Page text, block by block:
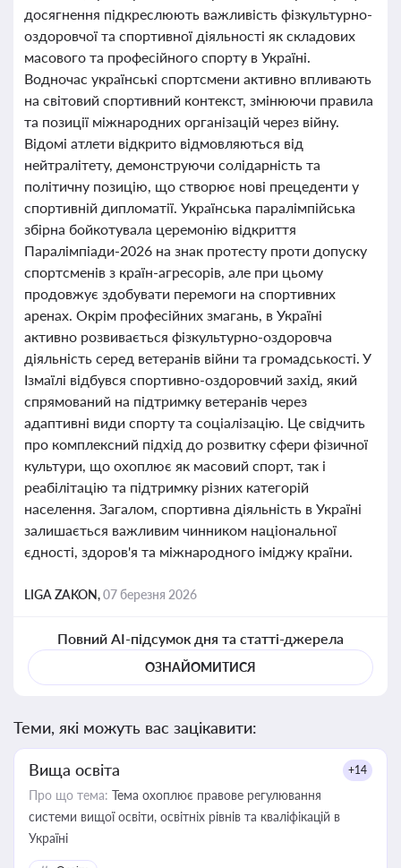
досягнення підкреслюють важливість фізкультурно-
оздоровчої та спортивної діяльності як складових
масового та професійного спорту в Україні.
Водночас українські спортсмени активно впливають
на світовий спортивний контекст, змінюючи правила
та позиції міжнародних організацій через війну.
Відомі атлети відкрито відмовляються від
нейтралітету, демонструючи солідарність та
політичну позицію, що створює нові прецеденти у
спортивній дипломатії. Українська паралімпійська
збірна бойкотувала церемонію відкриття
Паралімпіади-2026 на знак протесту проти допуску
спортсменів з країн-агресорів, але при цьому
продовжує здобувати перемоги на спортивних
аренах. Окрім професійних змагань, в Україні
активно розвивається фізкультурно-оздоровча
діяльність серед ветеранів війни та громадськості. У
Ізмаїлі відбувся спортивно-оздоровчий захід, який
спрямований на підтримку ветеранів через
адаптивні види спорту та соціалізацію. Це свідчить
про комплексний підхід до розвитку сфери фізичної
культури, що охоплює як масовий спорт, так і
реабілітацію та підтримку різних категорій
населення. Загалом, спортивна діяльність в Україні
залишається важливим чинником національної
єдності, здоров'я та міжнародного іміджу країни.
LIGA ZAKON,07 березня 2026
Повний AI-підсумок дня та статті-джерела
ОЗНАЙОМИТИСЯ
Теми, які можуть вас зацікавити:
Вища освіта +14
Про що тема: Тема охоплює правове регулювання
системи вищої освіти, освітніх рівнів та кваліфікацій в
Україні